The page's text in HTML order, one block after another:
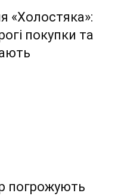
«Холостяка»:
покупки та
погрожують